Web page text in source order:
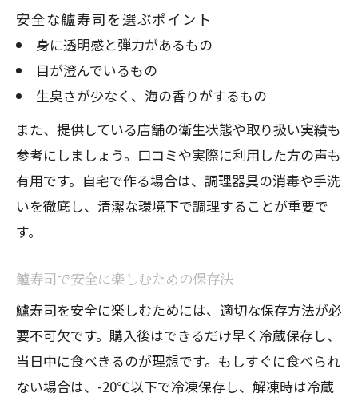
安全な鱸寿司を選ぶポイント
身に透明感と弾力があるもの
目が澄んでいるもの
生臭さが少なく、海の香りがするもの
また、提供している店舗の衛生状態や取り扱い実績も
参考にしましょう。口コミや実際に利用した方の声も
有用です。自宅で作る場合は、調理器具の消毒や手洗
いを徹底し、清潔な環境下で調理することが重要で
す。
鱸寿司で安全に楽しむための保存法
鱸寿司を安全に楽しむためには、適切な保存方法が必
要不可欠です。購入後はできるだけ早く冷蔵保存し、
当日中に食べきるのが理想です。もしすぐに食べられ
ない場合は、-20℃以下で冷凍保存し、解凍時は冷蔵